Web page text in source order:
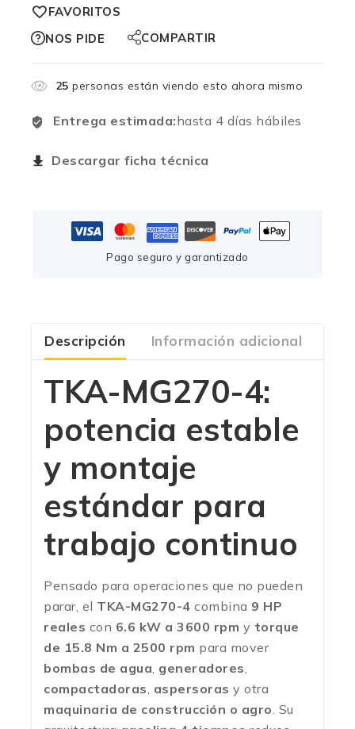
FAVORITOS
NOS PIDE
COMPARTIR
25 personas están viendo esto ahora mismo
Entrega estimada:hasta 4 días hábiles
Descargar ficha técnica
Pago seguro y garantizado
Descripción Información adicional
TKA-MG270-4:
potencia estable
y montaje
estándar para
trabajo continuo
Pensado para operaciones que no pueden
parar, el TKA-MG270-4 combina 9 HP
reales con 6.6 kW a 3600 rpm y torque
de 15.8 Nm a 2500 rpm para mover
bombas de agua, generadores,
compactadoras, aspersoras y otra
maquinaria de construcción o agro. Su